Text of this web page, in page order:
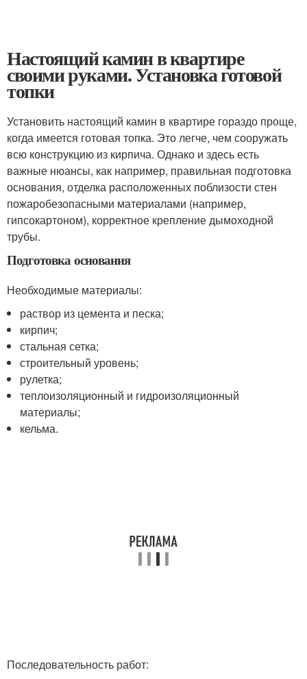
Настоящий камин в квартире
своими руками. Установка готовой
топки
Установить настоящий камин в квартире гораздо проще,
когда имеется готовая топка. Это легче, чем сооружать
всю конструкцию из кирпича. Однако и здесь есть
важные нюансы, как например, правильная подготовка
основания, отделка расположенных поблизости стен
пожаробезопасными материалами (например,
гипсокартоном), корректное крепление дымоходной
трубы.
Подготовка основания
Необходимые материалы:
раствор из цемента и песка;
кирпич;
стальная сетка;
строительный уровень;
рулетка;
теплоизоляционный и гидроизоляционный
материалы;
кельма.
Последовательность работ: